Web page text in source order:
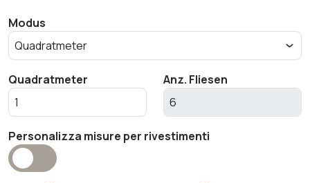
Modus
Quadratmeter Anz. Fliesen
Personalizza misure per rivestimenti